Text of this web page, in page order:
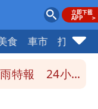
食 車市 打詐
享「爸爸留給
騙10億採購過
特報 24小時